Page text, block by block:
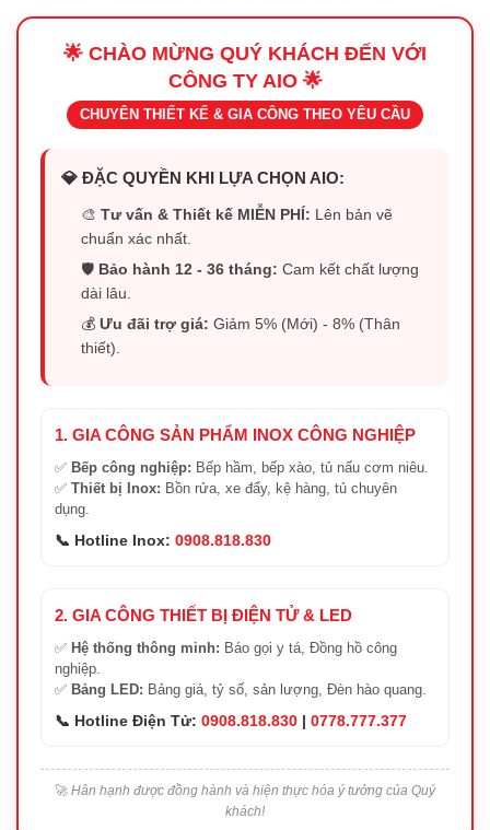
🌟 CHÀO MỪNG QUÝ KHÁCH ĐẾN VỚI
CÔNG TY AIO 🌟
CHUYÊN THIẾT KẾ & GIA CÔNG THEO YÊU CẦU
💎 ĐẶC QUYỀN KHI LỰA CHỌN AIO:
🎨Tư vấn & Thiết kế MIỄN PHÍ: Lên bản vẽ
chuẩn xác nhất.
🛡️ Bảo hành 12 - 36 tháng: Cam kết chất lượng
dài lâu.
💰Ưu đãi trợ giá: Giảm 5% (Mới) - 8% (Thân
thiết).
1. GIA CÔNG SẢN PHẨM INOX CÔNG NGHIỆP
✅ Bếp công nghiệp: Bếp hầm, bếp xào, tủ nấu cơm niêu.
✅ Thiết bị Inox: Bồn rửa, xe đẩy, kệ hàng, tủ chuyên
dụng.
📞 Hotline Inox: 0908.818.830
2. GIA CÔNG THIẾT BỊ ĐIỆN TỬ & LED
✅ Hệ thống thông minh: Báo gọi y tá, Đồng hồ công
nghiệp.
✅ Bảng LED: Bảng giá, tỷ số, sản lượng, Đèn hào quang.
📞 Hotline Điện Tử: 0908.818.830 | 0778.777.377
🚀 Hân hạnh được đồng hành và hiện thực hóa ý tưởng của Quý
khách!